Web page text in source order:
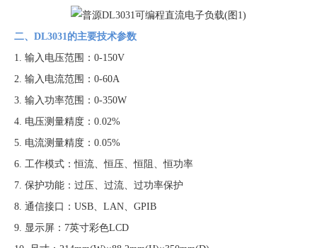
二、DL3031的主要技术参数
1. 输入电压范围：0-150V
2. 输入电流范围：0-60A
3. 输入功率范围：0-350W
4. 电压测量精度：0.02%
5. 电流测量精度：0.05%
6. 工作模式：恒流、恒压、恒阻、恒功率
7. 保护功能：过压、过流、过功率保护
8. 通信接口：USB、LAN、GPIB
9. 显示屏：7英寸彩色LCD